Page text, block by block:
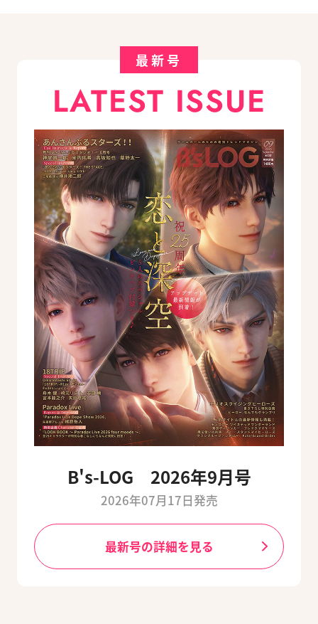
最新号
LATEST ISSUE
B's-LOG 2026年9月号
2026年07月17日発売
最新号の詳細を見る